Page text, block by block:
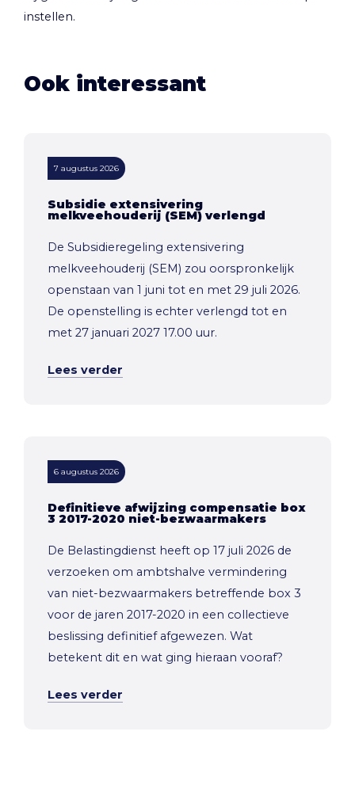
instellen.
Ook interessant
7 augustus 2026
Subsidie extensivering
melkveehouderij (SEM) verlengd
De Subsidieregeling extensivering
melkveehouderij (SEM) zou oorspronkelijk
openstaan van 1 juni tot en met 29 juli 2026.
De openstelling is echter verlengd tot en
met 27 januari 2027 17.00 uur.
Lees verder
6 augustus 2026
Definitieve afwijzing compensatie box
3 2017-2020 niet-bezwaarmakers
De Belastingdienst heeft op 17 juli 2026 de
verzoeken om ambtshalve vermindering
van niet-bezwaarmakers betreffende box 3
voor de jaren 2017-2020 in een collectieve
beslissing definitief afgewezen. Wat
betekent dit en wat ging hieraan vooraf?
Lees verder